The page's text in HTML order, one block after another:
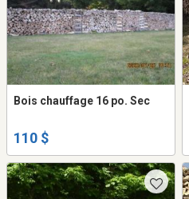
Bois chauffage 16 po. Sec
110 $